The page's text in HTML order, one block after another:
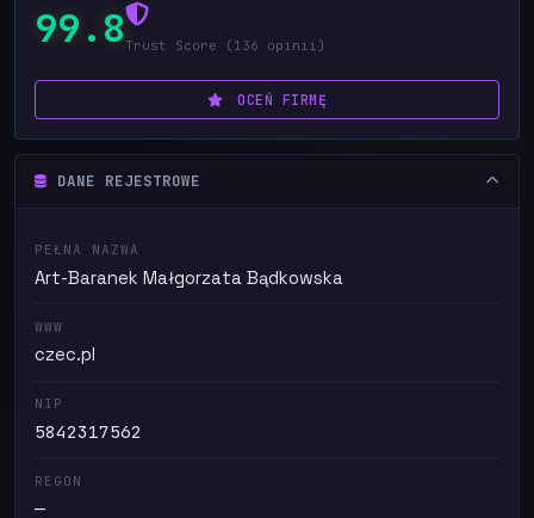
99.8 Trust Score (136 opinii)
OCEŃ FIRMĘ
DANE REJESTROWE
PEŁNA NAZWA
Art-Baranek Małgorzata Bądkowska
WWW
czec.pl
NIP
5842317562
REGON
—